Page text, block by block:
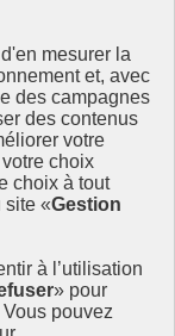
mesurer la
et, avec
des campagnes
des contenus
votre
choix
choix à tout
site «Gestion
à l’utilisation
» pour
pouvez
l’Agenda
la mobilisation de